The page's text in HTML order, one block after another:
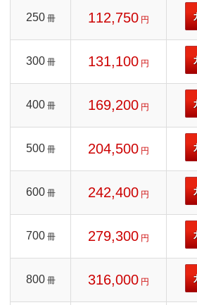
250 冊 112,750 円
300 冊 131,100 円
400 冊 169,200 円
500 冊 204,500 円
600 冊 242,400 円
700 冊 279,300 円
800 冊 316,000 円